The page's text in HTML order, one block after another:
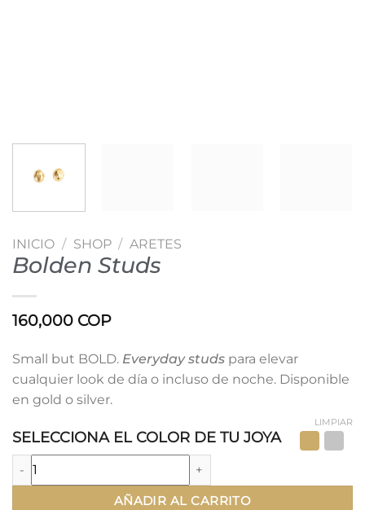
INICIO / SHOP / ARETES
Bolden Studs
160,000 COP
Small but BOLD. Everyday studs para elevar
cualquier look de día o incluso de noche. Disponible
en gold o silver.
SELECCIONA EL COLOR DE TU JOYA
LIMPIAR
Bolden Studs cantidad
AÑADIR AL CARRITO